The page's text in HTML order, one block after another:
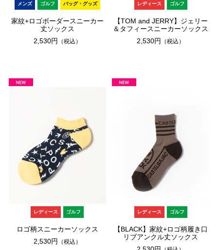
メンズ ゴルフ バッグ・グッズ
家紋+ロゴボーダースニーカー
丈ソックス
2,530円
（税込）
レディース ゴルフ
【TOM and JERRY】ジェリー
＆タフィースニーカーソックス
2,530円
（税込）
レディース ゴルフ
ロゴ柄スニーカーソックス
2,530円
（税込）
レディース ゴルフ
【BLACK】家紋+ロゴ柄履き口
リブアンクル丈ソックス